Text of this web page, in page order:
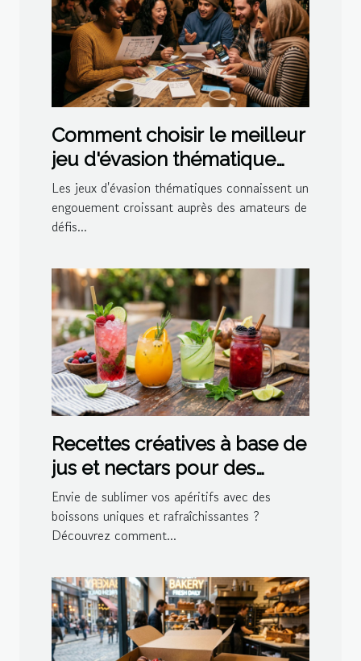
Comment choisir le meilleur
jeu d'évasion thématique
pour votre prochaine sortie
?
Les jeux d'évasion thématiques connaissent un
engouement croissant auprès des amateurs de
défis...
Recettes créatives à base de
jus et nectars pour des
cocktails maison
Envie de sublimer vos apéritifs avec des
boissons uniques et rafraîchissantes ?
Découvrez comment...